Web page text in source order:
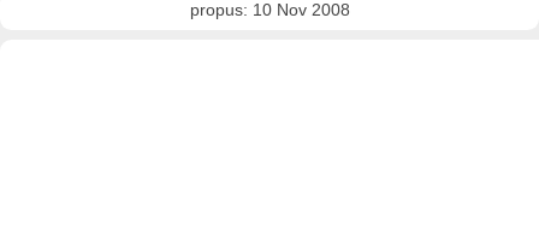
propus: 10 Nov 2008